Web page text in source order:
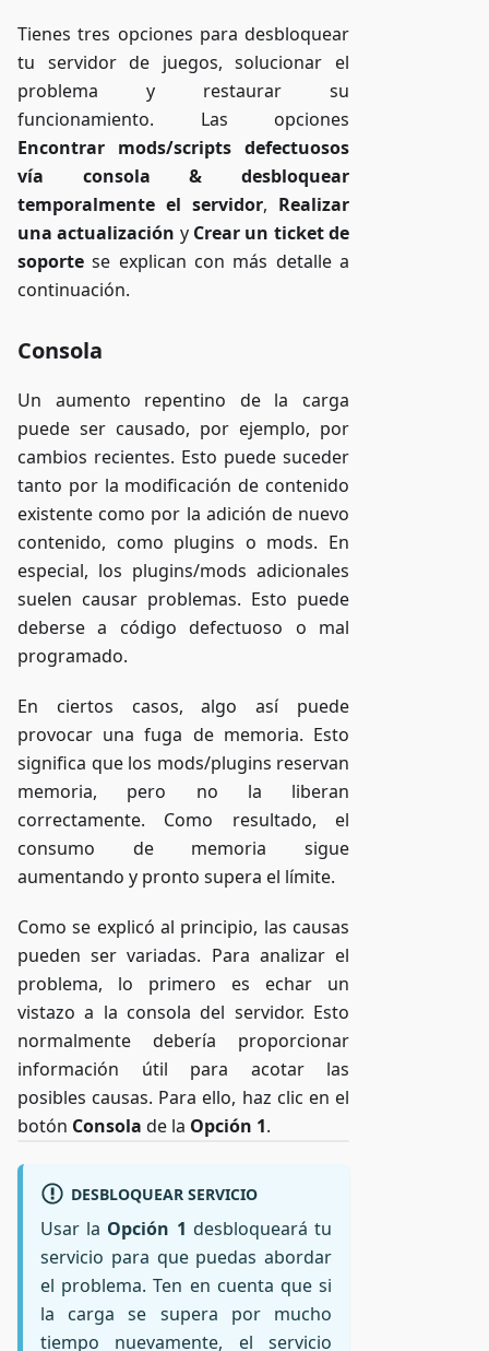
Tienes tres opciones para desbloquear
tu servidor de juegos, solucionar el
problema y restaurar su
funcionamiento. Las opciones
Encontrar mods/scripts defectuosos
vía consola & desbloquear
temporalmente el servidor, Realizar
una actualización y Crear un ticket de
soporte se explican con más detalle a
continuación.
Consola
Un aumento repentino de la carga
puede ser causado, por ejemplo, por
cambios recientes. Esto puede suceder
tanto por la modificación de contenido
existente como por la adición de nuevo
contenido, como plugins o mods. En
especial, los plugins/mods adicionales
suelen causar problemas. Esto puede
deberse a código defectuoso o mal
programado.
En ciertos casos, algo así puede
provocar una fuga de memoria. Esto
significa que los mods/plugins reservan
memoria, pero no la liberan
correctamente. Como resultado, el
consumo de memoria sigue
aumentando y pronto supera el límite.
Como se explicó al principio, las causas
pueden ser variadas. Para analizar el
problema, lo primero es echar un
vistazo a la consola del servidor. Esto
normalmente debería proporcionar
información útil para acotar las
posibles causas. Para ello, haz clic en el
botón Consola de la Opción 1.
DESBLOQUEAR SERVICIO
Usar la Opción 1 desbloqueará tu
servicio para que puedas abordar
el problema. Ten en cuenta que si
la carga se supera por mucho
tiempo nuevamente, el servicio